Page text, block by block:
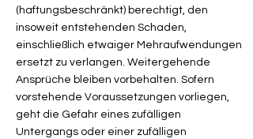
(haftungsbeschränkt) berechtigt, den
insoweit entstehenden Schaden,
einschließlich etwaiger Mehraufwendungen
ersetzt zu verlangen. Weitergehende
Ansprüche bleiben vorbehalten. Sofern
vorstehende Voraussetzungen vorliegen,
geht die Gefahr eines zufälligen
Untergangs oder einer zufälligen